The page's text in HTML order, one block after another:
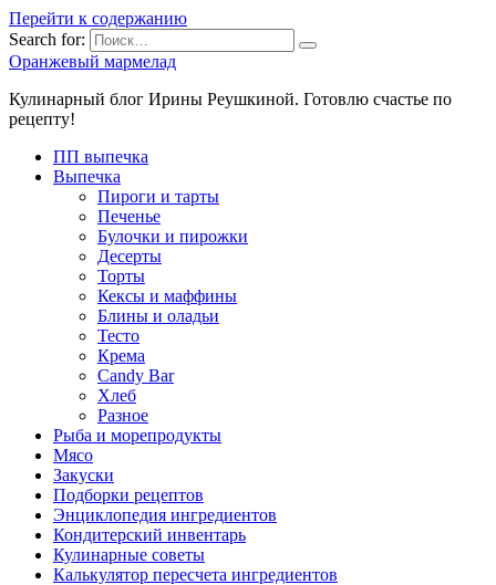
Перейти к содержанию
Search for:
Оранжевый мармелад
Кулинарный блог Ирины Реушкиной. Готовлю счастье по
рецепту!
ПП выпечка
Выпечка
Пироги и тарты
Печенье
Булочки и пирожки
Десерты
Торты
Кексы и маффины
Блины и оладьи
Тесто
Крема
Candy Bar
Хлеб
Разное
Рыба и морепродукты
Мясо
Закуски
Подборки рецептов
Энциклопедия ингредиентов
Кондитерский инвентарь
Кулинарные советы
Калькулятор пересчета ингредиентов